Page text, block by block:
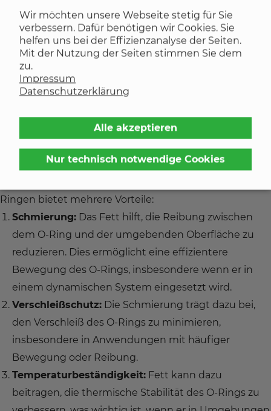
Wir möchten unsere Webseite stetig für Sie
verbessern. Dafür benötigen wir Cookies. Sie
helfen uns bei der Effizienzanalyse der Seiten.
Mit der Nutzung der Seiten stimmen Sie dem
zu.
Impressum
Datenschutzerklärung
Alle akzeptieren
Nur technisch notwendige Cookies
Sollte man O-Ringe fetten? oder Warum
O-Ring fetten?
Ja, in vielen Fällen ist es ratsam, O-Ringe zu fetten. O-
Ringe sind Dichtungselemente, die häufig in
verschiedenen industriellen Anwendungen, Maschinen
Ringen bietet mehrere Vorteile:
Schmierung: Das Fett hilft, die Reibung zwischen
dem O-Ring und der umgebenden Oberfläche zu
reduzieren. Dies ermöglicht eine effizientere
Bewegung des O-Rings, insbesondere wenn er in
einem dynamischen System eingesetzt wird.
Verschleißschutz: Die Schmierung trägt dazu bei,
den Verschleiß des O-Rings zu minimieren,
insbesondere in Anwendungen mit häufiger
Bewegung oder Reibung.
Temperaturbeständigkeit: Fett kann dazu
beitragen, die thermische Stabilität des O-Rings zu